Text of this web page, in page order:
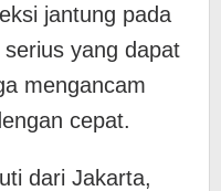
jantung pada
yang dapat
mengancam
cepat.
dari Jakarta,